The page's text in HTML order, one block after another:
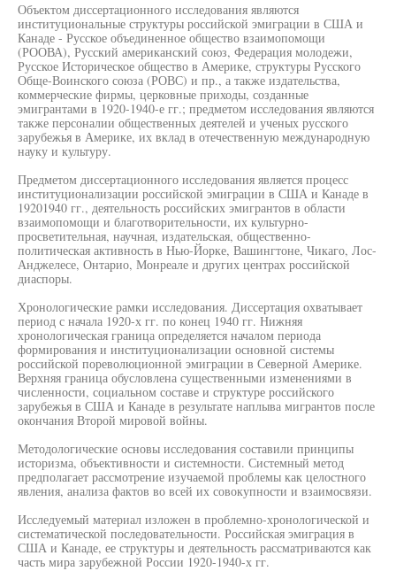
Объектом диссертационного исследования являются
институциональные структуры российской эмиграции в США и
Канаде - Русское объединенное общество взаимопомощи
(РООВА), Русский американский союз, Федерация молодежи,
Русское Историческое общество в Америке, структуры Русского
Обще-Воинского союза (РОВС) и пр., а также издательства,
коммерческие фирмы, церковные приходы, созданные
эмигрантами в 1920-1940-е гг.; предметом исследования являются
также персоналии общественных деятелей и ученых русского
зарубежья в Америке, их вклад в отечественную международную
науку и культуру.
Предметом диссертационного исследования является процесс
институционализации российской эмиграции в США и Канаде в
19201940 гг., деятельность российских эмигрантов в области
взаимопомощи и благотворительности, их культурно-
просветительная, научная, издательская, общественно-
политическая активность в Нью-Йорке, Вашингтоне, Чикаго, Лос-
Анджелесе, Онтарио, Монреале и других центрах российской
диаспоры.
Хронологические рамки исследования. Диссертация охватывает
период с начала 1920-х гг. по конец 1940 гг. Нижняя
хронологическая граница определяется началом периода
формирования и институционализации основной системы
российской пореволюционной эмиграции в Северной Америке.
Верхняя граница обусловлена существенными изменениями в
численности, социальном составе и структуре российского
зарубежья в США и Канаде в результате наплыва мигрантов после
окончания Второй мировой войны.
Методологические основы исследования составили принципы
историзма, объективности и системности. Системный метод
предполагает рассмотрение изучаемой проблемы как целостного
явления, анализа фактов во всей их совокупности и взаимосвязи.
Исследуемый материал изложен в проблемно-хронологической и
систематической последовательности. Российская эмиграция в
США и Канаде, ее структуры и деятельность рассматриваются как
часть мира зарубежной России 1920-1940-х гг.